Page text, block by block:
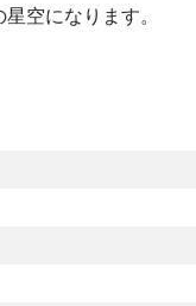
空になります。